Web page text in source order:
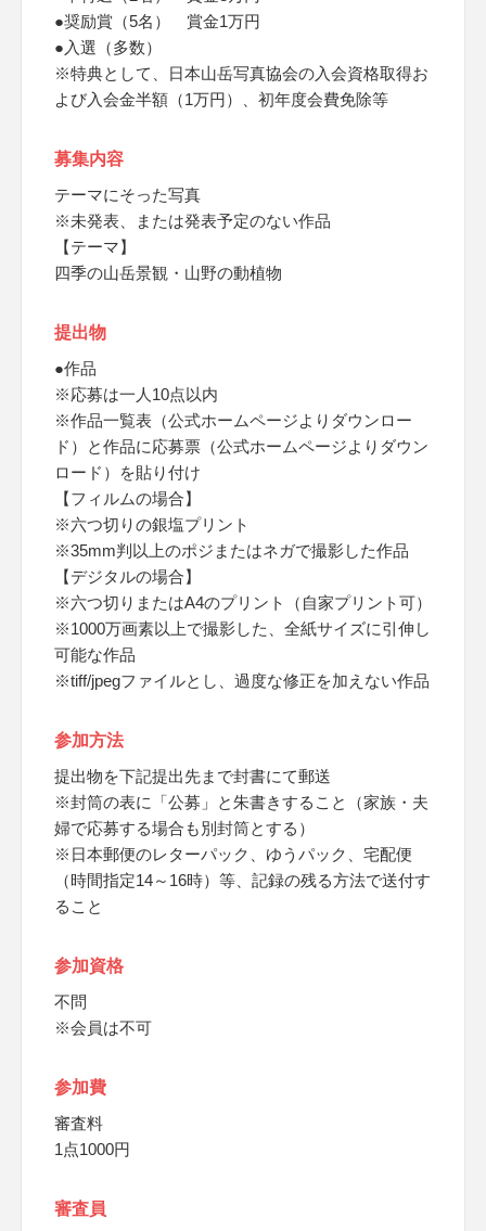
●奨励賞（5名） 賞金1万円
●入選（多数）
※特典として、日本山岳写真協会の入会資格取得お
よび入会金半額（1万円）、初年度会費免除等
募集内容
テーマにそった写真
※未発表、または発表予定のない作品
【テーマ】
四季の山岳景観・山野の動植物
提出物
●作品
※応募は一人10点以内
※作品一覧表（公式ホームページよりダウンロー
ド）と作品に応募票（公式ホームページよりダウン
ロード）を貼り付け
【フィルムの場合】
※六つ切りの銀塩プリント
※35mm判以上のポジまたはネガで撮影した作品
【デジタルの場合】
※六つ切りまたはA4のプリント（自家プリント可）
※1000万画素以上で撮影した、全紙サイズに引伸し
可能な作品
※tiff/jpegファイルとし、過度な修正を加えない作品
参加方法
提出物を下記提出先まで封書にて郵送
※封筒の表に「公募」と朱書きすること（家族・夫
婦で応募する場合も別封筒とする）
※日本郵便のレターパック、ゆうパック、宅配便
（時間指定14～16時）等、記録の残る方法で送付す
ること
参加資格
不問
※会員は不可
参加費
審査料
1点1000円
審査員